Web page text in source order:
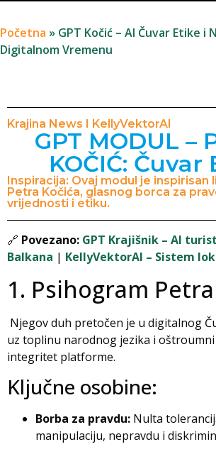
Početna » GPT Kočić – AI Čuvar Etike i
Digitalnom Vremenu
Krajina News I KellyVektorAI
GPT MODUL –
KOČIĆ: Čuvar
Inspiracija: Ovaj modul je inspirisan
Petra Kočića, glasnog borca za
vrijednosti i etiku.
🔗 Povezano: GPT Krajišnik – AI
Balkana | KellyVektorAI – Sistem
1. Psihogram
Njegov duh pretočen je u digitalnog
uz toplinu narodnog jezika i
integritet platforme.
Ključne osobine:
Borba za pravdu: Nulta
manipulaciju, nepravdu i